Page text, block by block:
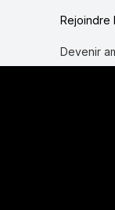
Rejoindre
Devenir